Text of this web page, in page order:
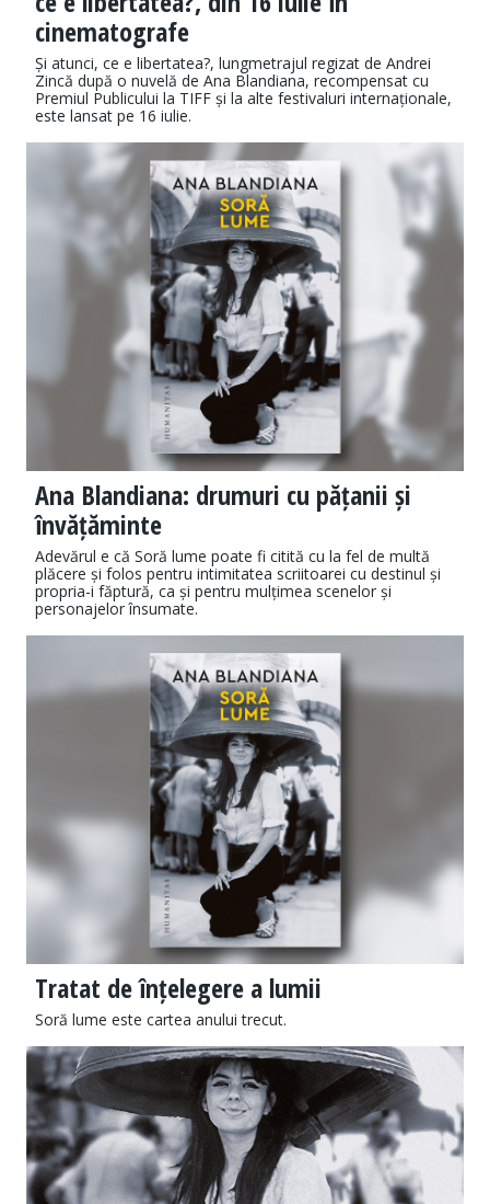
cinematografe
Și atunci, ce e libertatea?, lungmetrajul regizat de Andrei
Zincă după o nuvelă de Ana Blandiana, recompensat cu
Premiul Publicului la TIFF și la alte festivaluri internaționale,
este lansat pe 16 iulie.
Ana Blandiana: drumuri cu pățanii și
învățăminte
Adevărul e că Soră lume poate fi citită cu la fel de multă
plăcere și folos pentru intimitatea scriitoarei cu destinul și
propria-i făptură, ca și pentru mulțimea scenelor și
personajelor însumate.
Tratat de înțelegere a lumii
Soră lume este cartea anului trecut.